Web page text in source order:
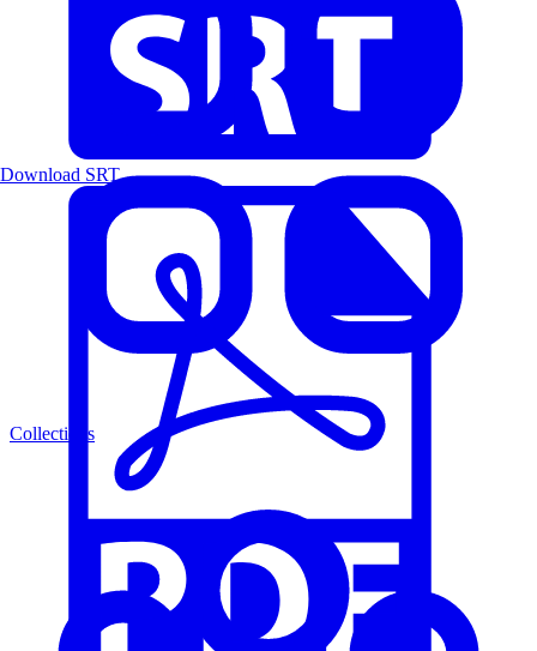
Collections
Download SRT